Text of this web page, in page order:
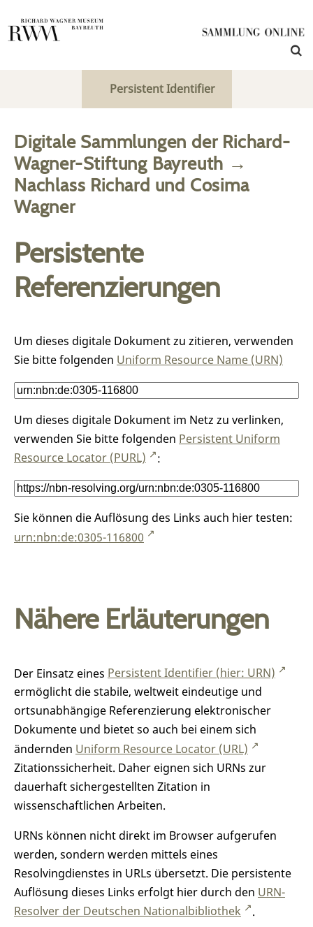
Persistent Identifier
Digitale Sammlungen der Richard-
Wagner-Stiftung Bayreuth →
Nachlass Richard und Cosima
Wagner
Persistente
Referenzierungen
Um dieses digitale Dokument zu zitieren, verwenden
Sie bitte folgenden Uniform Resource Name (URN)
Um dieses digitale Dokument im Netz zu verlinken,
verwenden Sie bitte folgenden Persistent Uniform
Resource Locator (PURL)
:
Sie können die Auflösung des Links auch hier testen:
urn:nbn:de:0305-116800
Nähere Erläuterungen
Der Einsatz eines Persistent Identifier (hier: URN)
ermöglicht die stabile, weltweit eindeutige und
ortsunabhängige Referenzierung elektronischer
Dokumente und bietet so auch bei einem sich
ändernden Uniform Resource Locator (URL)
Zitationssicherheit. Daher eignen sich URNs zur
dauerhaft sichergestellten Zitation in
wissenschaftlichen Arbeiten.
URNs können nicht direkt im Browser aufgerufen
werden, sondern werden mittels eines
Resolvingdienstes in URLs übersetzt. Die persistente
Auflösung dieses Links erfolgt hier durch den URN-
Resolver der Deutschen Nationalbibliothek
.